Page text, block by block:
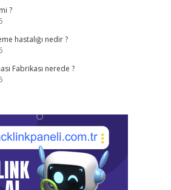
?
hastalığı nedir ?
Fabrikası nerede ?